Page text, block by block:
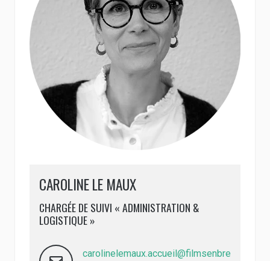
CAROLINE LE MAUX
CHARGÉE DE SUIVI « ADMINISTRATION &
LOGISTIQUE »
carolinelemaux.accueil@filmsenbre